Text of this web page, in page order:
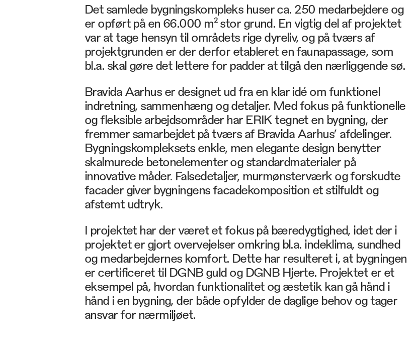
Det samlede bygningskompleks huser ca. 250 medarbejdere og
er opført på en 66.000 m² stor grund. En vigtig del af projektet
var at tage hensyn til områdets rige dyreliv, og på tværs af
projektgrunden er der derfor etableret en faunapassage, som
bl.a. skal gøre det lettere for padder at tilgå den nærliggende sø.
Bravida Aarhus er designet ud fra en klar idé om funktionel
indretning, sammenhæng og detaljer. Med fokus på funktionelle
og fleksible arbejdsområder har ERIK tegnet en bygning, der
fremmer samarbejdet på tværs af Bravida Aarhus’ afdelinger.
Bygningskompleksets enkle, men elegante design benytter
skalmurede betonelementer og standardmaterialer på
innovative måder. Falsedetaljer, murmønsterværk og forskudte
facader giver bygningens facadekomposition et stilfuldt og
afstemt udtryk.
I projektet har der været et fokus på bæredygtighed, idet der i
projektet er gjort overvejelser omkring bl.a. indeklima, sundhed
og medarbejdernes komfort. Dette har resulteret i, at bygningen
er certificeret til DGNB guld og DGNB Hjerte. Projektet er et
eksempel på, hvordan funktionalitet og æstetik kan gå hånd i
hånd i en bygning, der både opfylder de daglige behov og tager
ansvar for nærmiljøet.